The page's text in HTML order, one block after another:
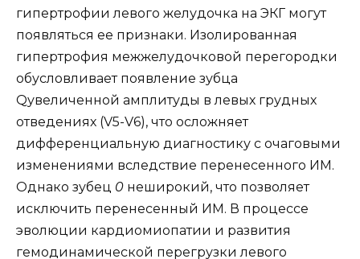
гипертрофии левого желудочка на ЭКГ могут
появляться ее признаки. Изолированная
гипертрофия межжелудочковой перегородки
обусловливает появление зубца
Qувеличенной амплитуды в левых грудных
отведениях (V5-V6), что осложняет
дифференциальную диагностику с очаговыми
изменениями вследствие перенесенного ИМ.
Однако зубец 0 неширокий, что позволяет
исключить перенесенный ИМ. В процессе
эволюции кардиомиопатии и развития
гемодинамической перегрузки левого